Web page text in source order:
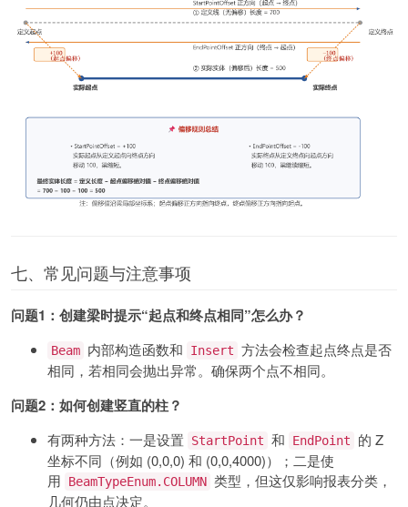
七、常见问题与注意事项
问题1：创建梁时提示“起点和终点相同”怎么办？
Beam 内部构造函数和 Insert 方法会检查起点终点是否
相同，若相同会抛出异常。确保两个点不相同。
问题2：如何创建竖直的柱？
有两种方法：一是设置 StartPoint 和 EndPoint
的 Z
坐标不同（例如 (0,0,0) 和 (0,0,4000)）；二是使
用
BeamTypeEnum.COLUMN 类型，但这仅影响报表分类，
几何仍由点决定。